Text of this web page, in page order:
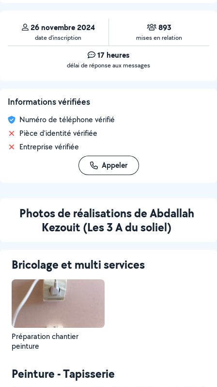
26 novembre 2024
date d’inscription
893
mises en relation
17 heures
délai de réponse aux messages
Informations vérifiées
Numéro de téléphone vérifié
Pièce d'identité vérifiée
Entreprise vérifiée
Appeler
Photos de réalisations de Abdallah
Kezouit (Les 3 A du soliel)
Bricolage et multi services
Préparation chantier
peinture
Peinture - Tapisserie